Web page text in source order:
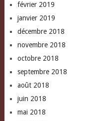
février 2019
janvier 2019
décembre 2018
novembre 2018
octobre 2018
septembre 2018
août 2018
juin 2018
mai 2018